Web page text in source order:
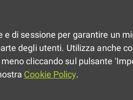
Forum giovani
da giugno 2021 ha
gratuito alla
maturate nel
di sessione per garantire un
degli utenti. Utilizza anche
cliccando sul pulsante
Cookie Policy.